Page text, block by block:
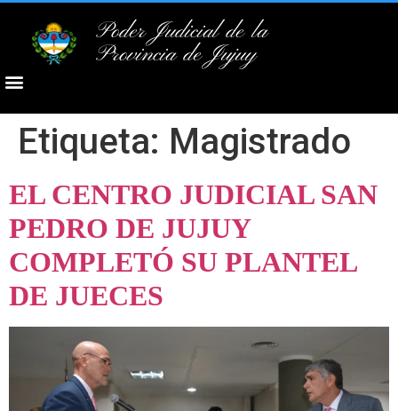
Poder Judicial de la
Provincia de Jujuy
Etiqueta: Magistrado
EL CENTRO JUDICIAL SAN
PEDRO DE JUJUY
COMPLETÓ SU PLANTEL
DE JUECES